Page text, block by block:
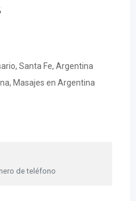
Santa Fe, Argentina
Masajes en Argentina
de teléfono